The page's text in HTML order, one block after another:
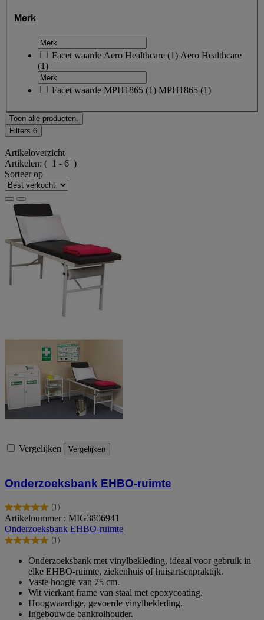
Merk
Facet waarde Aero Healthcare (1) Aero Healthcare
(1)
Facet waarde MPH1865 (1) MPH1865 (1)
Toon alle producten.
Filters 6
Artikeloverzicht
Artikelen: ( 1 - 6 )
Sorteer op
Vergelijken Vergelijken
Onderzoeksbank EHBO-ruimte
(1)
5.0
van
de
5
beoordeling
Artikelnummer : MIG3806941
Onderzoeksbank EHBO-ruimte
(1)
5.0
sterren.
beoordeling
Onderzoeksbank met vinylbekleding, ideaal voor gebruik in
elke EHBO-ruimte, ziekenhuis of huisartsenpraktijk.
Vaste hoogte van 75 cm.
Wit vierkant frame van staal met epoxycoating.
Hoogwaardige, gevoerde vinylbekleding.
Ingebouwde bankrolhouder.